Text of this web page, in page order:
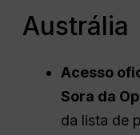
Austrália
Acesso
Sora da
da lista de